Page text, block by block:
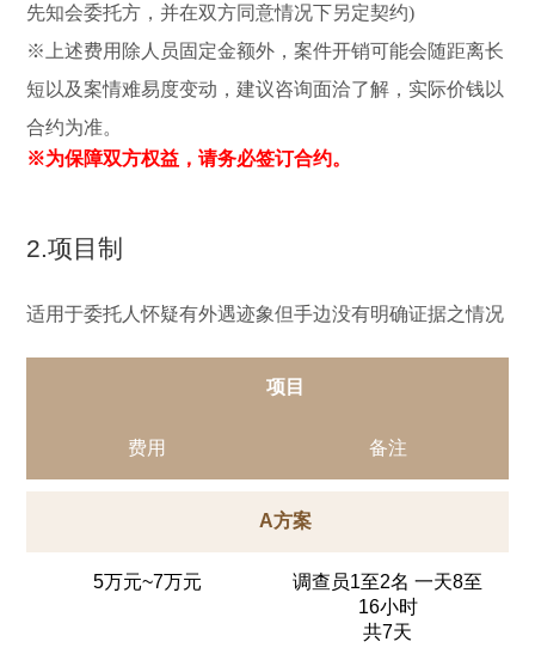
先知会委托方，并在双方同意情况下另定契约)
※上述费用除人员固定金额外，案件开销可能会随距离长
短以及案情难易度变动，建议咨询面洽了解，实际价钱以
合约为准。
※为保障双方权益，请务必签订合约。
2.项目制
适用于委托人怀疑有外遇迹象但手边没有明确证据之情况
项目
费用 备注
A方案
5万元~7万元
调查员1至2名 一天8至
16小时
共7天